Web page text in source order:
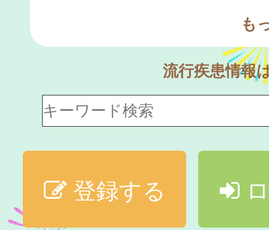
も
流行疾患情報
登録する